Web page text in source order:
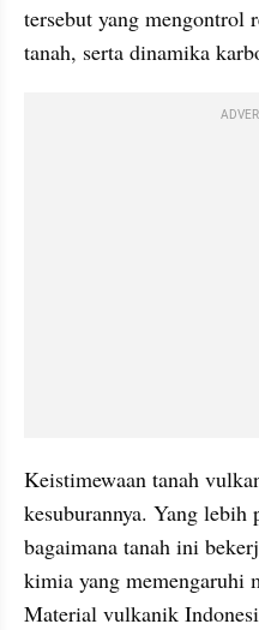
tersebut yang mengontrol
tanah, serta dinamika
Keistimewaan tanah
kesuburannya. Yang lebih
bagaimana tanah ini
kimia yang memengaruhi
Material vulkanik